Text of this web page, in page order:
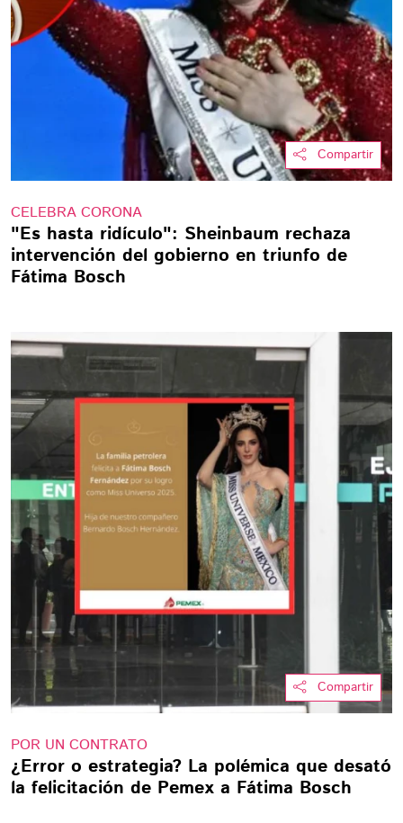
Compartir
CELEBRA CORONA
"Es hasta ridículo": Sheinbaum rechaza
intervención del gobierno en triunfo de
Fátima Bosch
Compartir
POR UN CONTRATO
¿Error o estrategia? La polémica que desató
la felicitación de Pemex a Fátima Bosch